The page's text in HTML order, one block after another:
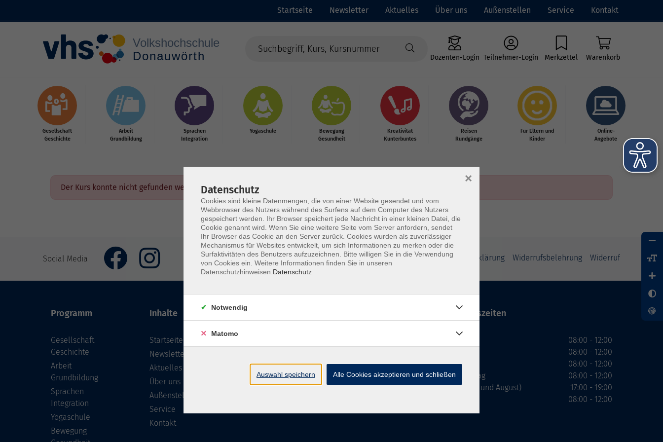
Startseite Newsletter Aktuelles Über uns Außenstellen Service Kontakt
Dozenten-Login Teilnehmer-Login Merkzettel Warenkorb
Gesellschaft
Geschichte
Arbeit
Grundbildung
Sprachen
Integration
Yogaschule
Bewegung
Gesundheit
Kreativität
Kunterbuntes
Reisen
Rundgänge
Für Eltern und
Kinder
Online-
Angebote
Der Kurs konnte nicht gefunden werden.
Social Media Barrierefreiheit Impressum AGB Datenschutzerklärung Widerrufsbelehrung Widerruf
Programm
Gesellschaft
Geschichte
Arbeit
Grundbildung
Sprachen
Integration
Yogaschule
Bewegung
Inhalte
Startseite
Newsletter
Aktuelles
Über uns
Außenstellen
Service
Kontakt
info@vhs-don.de
Öffnungszeiten
Mittwoch
Donnerstag
(nicht Juli und August)
08:00 - 12:00
08:00 - 12:00
08:00 - 12:00
08:00 - 12:00
17:00 - 19:00
08:00 - 12:00
Datenschutz
Cookies sind kleine Datenmengen, die von einer Website gesendet und vom
Webbrowser des Nutzers während des Surfens auf dem Computer des Nutzers
gespeichert werden. Ihr Browser speichert jede Nachricht in einer kleinen Datei, die
Cookie genannt wird. Wenn Sie eine weitere Seite vom Server anfordern, sendet
Ihr Browser das Cookie an den Server zurück. Cookies wurden als zuverlässiger
Mechanismus für Websites entwickelt, um sich Informationen zu merken oder die
Surfaktivitäten des Benutzers aufzuzeichnen. Bitte willigen Sie in die Verwendung
von Cookies ein. Weitere Informationen finden Sie in unseren
Datenschutzhinweisen. Datenschutz
×
Notwendig
Matomo
Auswahl speichern Alle Cookies akzeptieren und schließen